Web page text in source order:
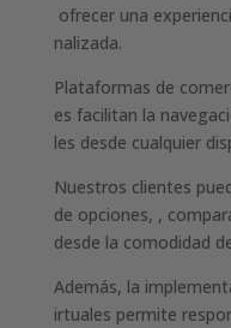
ofrecer una
nalizada.
Plataformas de
es facilitan la
les desde cualquier
Nuestros clientes
de opciones, ,
desde la comodidad
Además, la
irtuales permite